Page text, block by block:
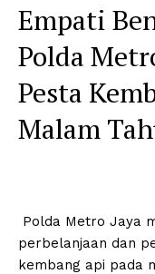
Empati
Polda
Pesta
Malam
Polda Metro Jaya
perbelanjaan dan
kembang api pada